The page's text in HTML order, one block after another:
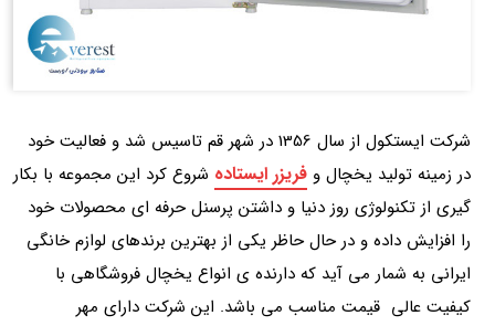
شرکت ایستکول از سال 1356 در شهر قم تاسیس شد و فعالیت خود
در زمینه تولید یخچال و فریزر ایستاده شروع کرد این مجموعه با بکار
گیری از تکنولوژی روز دنیا و داشتن پرسنل حرفه ای محصولات خود
را افزایش داده و در حال حاظر یکی از بهترین برندهای لوازم خانگی
ایرانی به شمار می آید که دارنده ی انواع یخچال فروشگاهی با
کیفیت عالی قیمت مناسب می باشد. این شرکت دارای مهر